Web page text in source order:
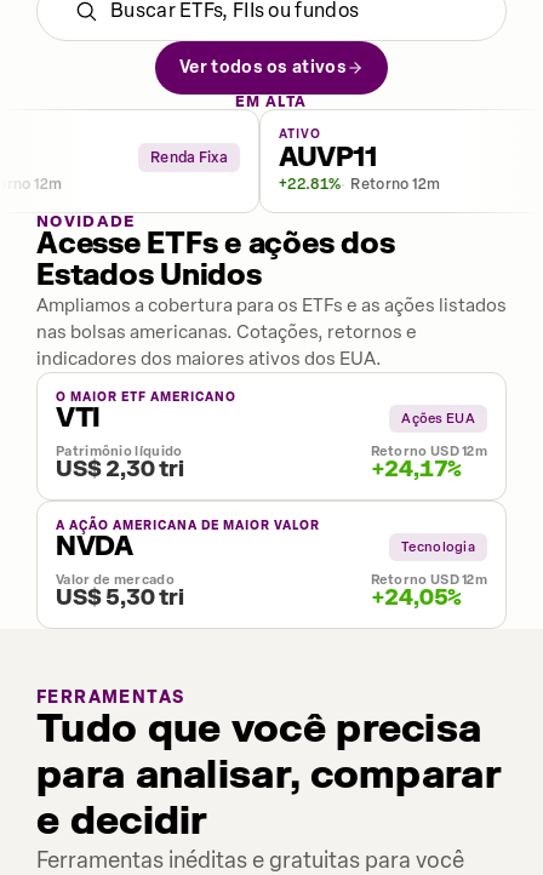
Ver todos os ativos
EM ALTA
Renda Fixa
12m
ATIVO
AUVP11
+22.81% Retorno 12m
NOVIDADE
Acesse ETFs e ações dos
Estados Unidos
Ampliamos a cobertura para os ETFs e as ações listados
nas bolsas americanas. Cotações, retornos e
indicadores dos maiores ativos dos EUA.
O MAIOR ETF AMERICANO
VTI Ações EUA
Patrimônio líquido
US$ 2,30 tri
Retorno USD 12m
+24,17%
A AÇÃO AMERICANA DE MAIOR VALOR
NVDA Tecnologia
Valor de mercado
US$ 5,30 tri
Retorno USD 12m
+24,05%
FERRAMENTAS
Tudo que você precisa
para analisar, comparar
e decidir
Ferramentas inéditas e gratuitas para você